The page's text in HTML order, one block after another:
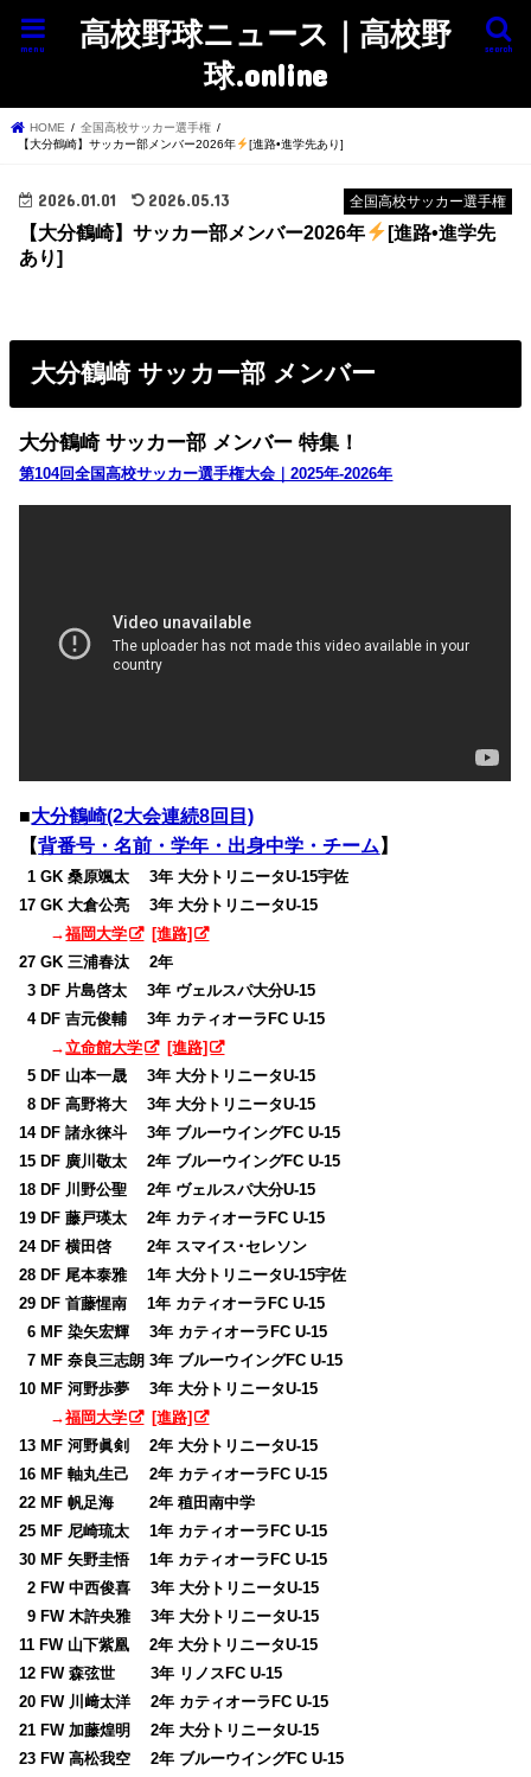
高校野球ニュース｜高校野
球.online
search
menu
HOME
全国高校サッカー選手権
【大分鶴崎】サッカー部メンバー2026年
[進路•進学先あり]
全国高校サッカー選手権
2026.01.01 2026.05.13
【大分鶴崎】サッカー部メンバー2026年
[進路•進学先
あり]
大分鶴崎 サッカー部 メンバー
大分鶴崎 サッカー部 メンバー 特集！
第104回全国高校サッカー選手権大会｜2025年-2026年
■大分鶴崎(2大会連続8回目)
【背番号・名前・学年・出身中学・チーム 】
01 GK 桑原颯太 3年 大分トリニータU-15宇佐
17 GK 大倉公亮 3年 大分トリニータU-15
→福岡大学
[進路]
27 GK 三浦春汰 2年
03 DF 片島啓太 3年 ヴェルスパ大分U-15
04 DF 吉元俊輔 3年 カティオーラFC U-15
→立命館大学
[進路]
05 DF 山本一晟 3年 大分トリニータU-15
08 DF 高野将大 3年 大分トリニータU-15
14 DF 諸永徠斗 3年 ブルーウイングFC U-15
15 DF 廣川敬太 2年 ブルーウイングFC U-15
18 DF 川野公聖 2年 ヴェルスパ大分U-15
19 DF 藤戸瑛太 2年 カティオーラFC U-15
24 DF 横田啓 2年 スマイス･セレソン
28 DF 尾本泰雅 1年 大分トリニータU-15宇佐
29 DF 首藤惺南 1年 カティオーラFC U-15
06 MF 染矢宏輝 3年 カティオーラFC U-15
07 MF 奈良三志朗 3年 ブルーウイングFC U-15
10 MF 河野歩夢 3年 大分トリニータU-15
→福岡大学
[進路]
13 MF 河野眞剣 2年 大分トリニータU-15
16 MF 軸丸生己 2年 カティオーラFC U-15
22 MF 帆足海 2年 稙田南中学
25 MF 尼崎琉太 1年 カティオーラFC U-15
30 MF 矢野圭悟 1年 カティオーラFC U-15
02 FW 中西俊喜 3年 大分トリニータU-15
09 FW 木許央雅 3年 大分トリニータU-15
11 FW 山下紫凰 2年 大分トリニータU-15
12 FW 森弦世 3年 リノスFC U-15
20 FW 川﨑太洋 2年 カティオーラFC U-15
21 FW 加藤煌明 2年 大分トリニータU-15
23 FW 高松我空 2年 ブルーウイングFC U-15